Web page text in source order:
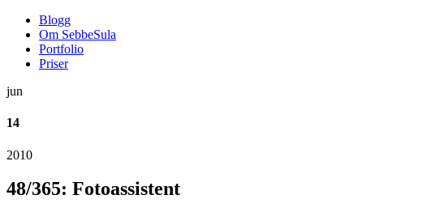
Blogg
Om SebbeSula
Portfolio
Priser
jun
14
2010
48/365: Fotoassistent